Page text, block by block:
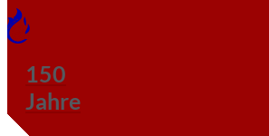
150
Jahre